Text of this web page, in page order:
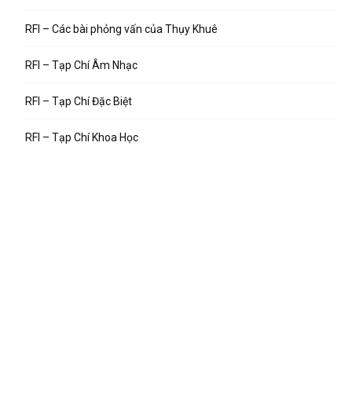
RFI – Các bài phỏng vấn của Thụy Khuê
RFI – Tạp Chí Âm Nhạc
RFI – Tạp Chí Đặc Biệt
RFI – Tạp Chí Khoa Học